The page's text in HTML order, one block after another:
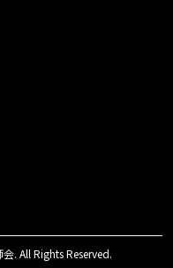
. All Rights Reserved.